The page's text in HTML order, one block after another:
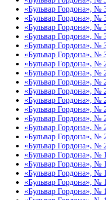
«Бульвар Гордона», №
«Бульвар Гордона», №
«Бульвар Гордона», №
«Бульвар Гордона», №
«Бульвар Гордона», №
«Бульвар Гордона», №
«Бульвар Гордона», №
«Бульвар Гордона», №
«Бульвар Гордона», №
«Бульвар Гордона», №
«Бульвар Гордона», №
«Бульвар Гордона», №
«Бульвар Гордона», №
«Бульвар Гордона», №
«Бульвар Гордона», №
«Бульвар Гордона», №
«Бульвар Гордона», №
«Бульвар Гордона», №
«Бульвар Гордона», №
«Бульвар Гордона», №
«Бульвар Гордона», №